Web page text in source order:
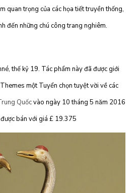
quan trọng của các họa tiết truyền thống,
đến những chú công trang nghiêm.
thế kỷ 19. Tác phẩm này đã được giới
một Tuyển chọn tuyệt vời về các
Quốcvào ngày 10 tháng 5 năm 2016
bán với giá £ 19.375